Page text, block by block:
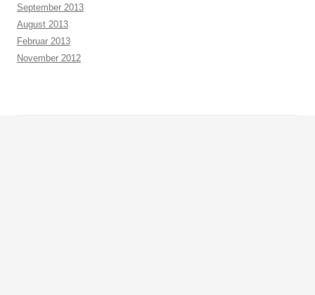
September 2013
August 2013
Februar 2013
November 2012